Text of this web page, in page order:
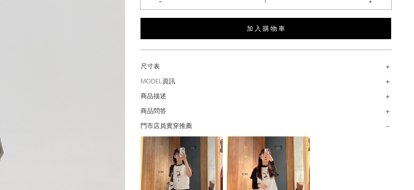
加 入 購 物 車
尺寸表
MODEL資訊
商品描述
商品問答
門市店員實穿推薦